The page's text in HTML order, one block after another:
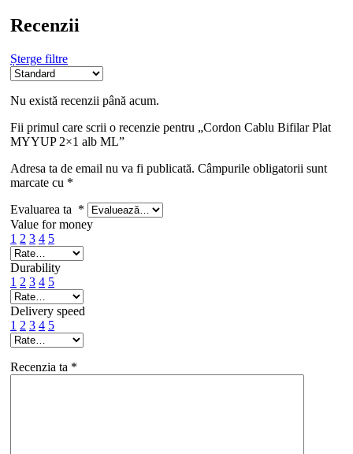
Recenzii
Șterge filtre
Nu există recenzii până acum.
Fii primul care scrii o recenzie pentru „Cordon Cablu Bifilar Plat
MYYUP 2×1 alb ML”
Adresa ta de email nu va fi publicată. Câmpurile obligatorii sunt
marcate cu *
Evaluarea ta *
Value for money
1 2 3 4 5
Durability
1 2 3 4 5
Delivery speed
1 2 3 4 5
Recenzia ta *